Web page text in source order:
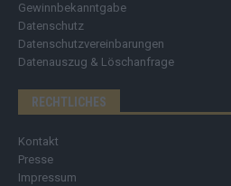
Gewinnbekanntgabe
Datenschutz
Datenschutzvereinbarungen
Datenauszug & Löschanfrage
RECHTLICHES
Kontakt
Presse
Impressum